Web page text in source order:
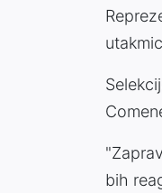
bih